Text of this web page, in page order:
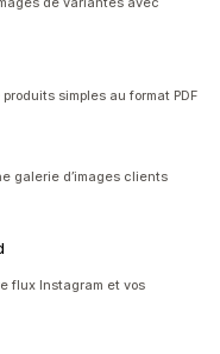
simples au format PDF
galerie d’images clients
flux Instagram et vos